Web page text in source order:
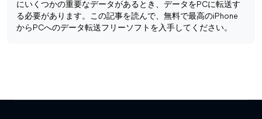
にいくつかの重要なデータがあるとき、データをPCに転送す
る必要があります。この記事を読んで、無料で最高のiPhone
からPCへのデータ転送フリーソフトを入手してください。